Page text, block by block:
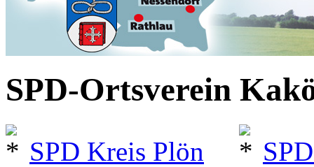
SPD-Ortsverein
SPD Kreis Plön